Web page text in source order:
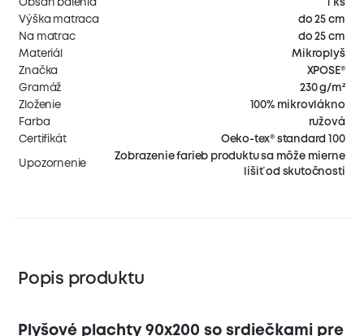
Obsah balenia
1 ks
Výška matraca
do 25 cm
Na matrac
do 25 cm
Materiál
Mikroplyš
Značka
XPOSE®
Gramáž
230 g/m²
Zloženie
100% mikrovlákno
Farba
ružová
Certifikát
Oeko-tex® standard 100
Upozornenie
Zobrazenie farieb produktu sa môže mierne
líšiť od skutočnosti
Popis produktu
Plyšové plachty 90x200 so srdiečkami pre